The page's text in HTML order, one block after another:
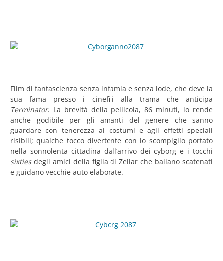
Film di fantascienza senza infamia e senza lode, che deve la
sua fama presso i cinefili alla trama che anticipa
Terminator. La brevità della pellicola, 86 minuti, lo rende
anche godibile per gli amanti del genere che sanno
guardare con tenerezza ai costumi e agli effetti speciali
risibili; qualche tocco divertente con lo scompiglio portato
nella sonnolenta cittadina dall’arrivo dei cyborg e i tocchi
sixtiesdegli amici della figlia di Zellar che ballano scatenati
e guidano vecchie auto elaborate.